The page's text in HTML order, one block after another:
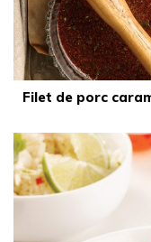
Filet de porc